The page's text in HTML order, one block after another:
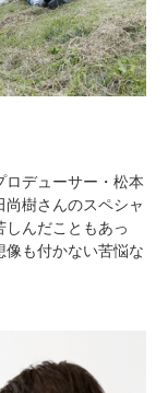
ロデューサー・松本
樹さんのスペシャ
しんだこともあっ
像も付かない苦悩な